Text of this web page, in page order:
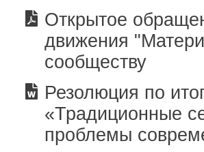
Открытое
движения
сообществу
Резолюция по
«Традиционные
проблемы